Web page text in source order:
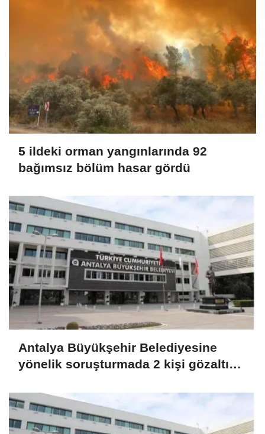
5 ildeki orman yangınlarında 92
bağımsız bölüm hasar gördü
Antalya Büyükşehir Belediyesine
yönelik soruşturmada 2 kişi gözaltına